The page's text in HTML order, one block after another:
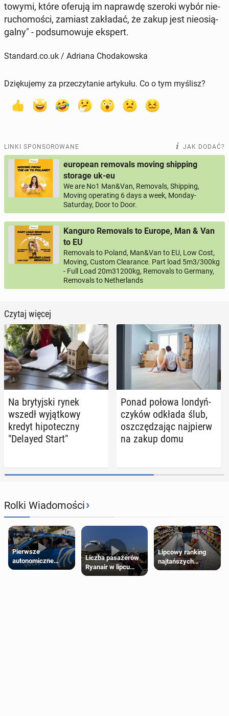
to­wy­mi, które oferują im na­praw­dę szeroki wybór nie­
ru­cho­mo­ści, zamiast za­kła­dać, że zakup jest nie­osią­
gal­ny" - pod­su­mo­wu­je ekspert.
Standard.co.uk / Adriana Chodakowska
Dziękujemy za przeczytanie artykułu. Co o tym myślisz?
LINKI SPONSOROWANE JAK DODAĆ?
european removals moving shipping
storage uk-eu
We are No1 Man&Van, Removals, Shipping,
Moving operating 6 days a week, Monday-
Saturday, Door to Door.
Kanguro Removals to Europe, Man & Van
to EU
Removals to Poland, Man&Van to EU, Low Cost,
Moving, Custom Clearance. Part load 5m3/300kg
- Full Load 20m31200kg, Removals to Germany,
Removals to Netherlands
Czytaj więcej
Na bry­tyj­ski rynek
wszedł wy­jąt­ko­wy
kredyt hi­po­tecz­ny
"Delayed Start"
Ponad połowa lon­dyń­
czy­ków odkłada ślub,
oszczę­dza­jąc naj­pierw
na zakup domu
Rolki Wiadomości›
Pierwsze
autonomiczne
Ubery pojawią się
Liczba pasażerów
Ryanair w lipcu
pobiła rekord
Lipcowy ranking
najtańszych
supermarketów